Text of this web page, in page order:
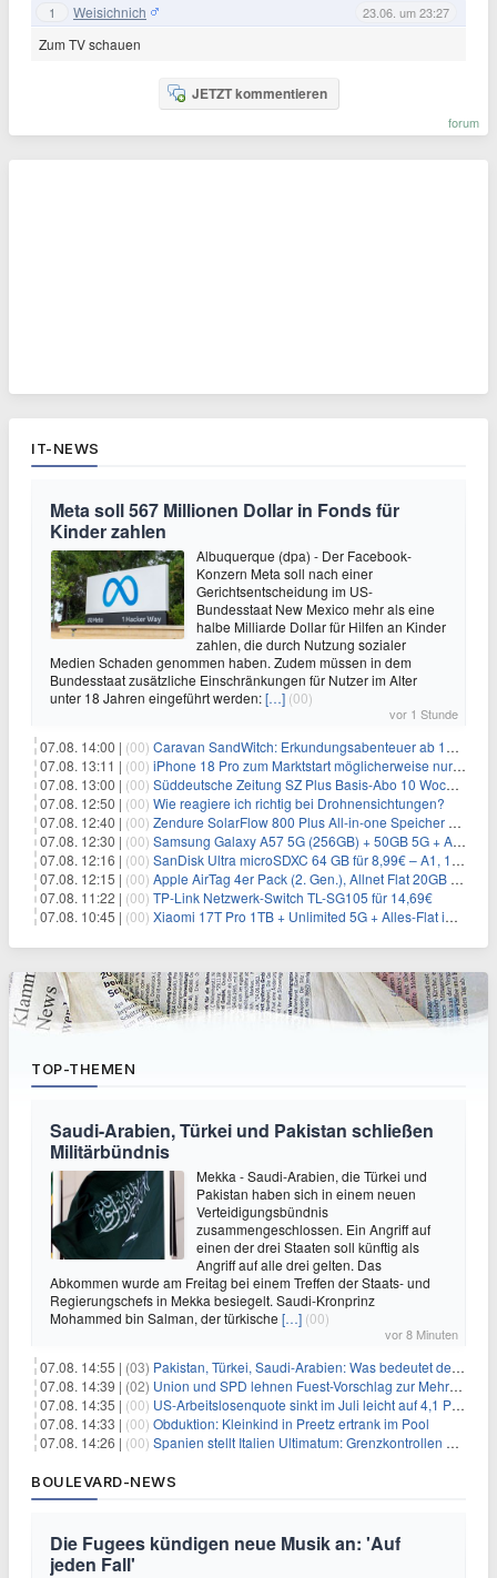
1 Weisichnich 23.06. um 23:27
Zum TV schauen
JETZT kommentieren
forum
IT-NEWS
Meta soll 567 Millionen Dollar in Fonds für
Kinder zahlen
Albuquerque (dpa) - Der Facebook-
Konzern Meta soll nach einer
Gerichtsentscheidung im US-
Bundesstaat New Mexico mehr als eine
halbe Milliarde Dollar für Hilfen an Kinder
zahlen, die durch Nutzung sozialer
Medien Schaden genommen haben. Zudem müssen in dem
Bundesstaat zusätzliche Einschränkungen für Nutzer im Alter
unter 18 Jahren eingeführt werden:[…] (00)
vor 1 Stunde
07.08. 14:00 | (00) Caravan SandWitch: Erkundungsabenteuer ab 13.08. gratis im Epic Games Store
07.08. 13:11 | (00) iPhone 18 Pro zum Marktstart möglicherweise nur begrenzt verfügbar
07.08. 13:00 | (00) Süddeutsche Zeitung SZ Plus Basis-Abo 10 Wochen für 10€
07.08. 12:50 | (00) Wie reagiere ich richtig bei Drohnensichtungen?
07.08. 12:40 | (00) Zendure SolarFlow 800 Plus All-in-one Speicher + Zusatzspeicher AB2000L für 618,96€ – 3,84kWh fürs Balkonkraftwerk
07.08. 12:30 | (00) Samsung Galaxy A57 5G (256GB) + 50GB 5G + Alles-Flat im Vodafone-Netz für 19,99€/Monat – eff. 2,36€/Monat
07.08. 12:16 | (00) SanDisk Ultra microSDXC 64 GB für 8,99€ – A1, 140 MB/s
07.08. 12:15 | (00) Apple AirTag 4er Pack (2. Gen.), Allnet Flat 20GB 5G im Telekom-Netz für 14,99€/Monat – eff. 2,07€/Monat
07.08. 11:22 | (00) TP-Link Netzwerk-Switch TL-SG105 für 14,69€
07.08. 10:45 | (00) Xiaomi 17T Pro 1TB + Unlimited 5G + Alles-Flat im o2 Netz für 29,99€/Monat – eff. 1,15€/Monat
TOP-THEMEN
Saudi-Arabien, Türkei und Pakistan schließen
Militärbündnis
Mekka - Saudi-Arabien, die Türkei und
Pakistan haben sich in einem neuen
Verteidigungsbündnis
zusammengeschlossen. Ein Angriff auf
einen der drei Staaten soll künftig als
Angriff auf alle drei gelten. Das
Abkommen wurde am Freitag bei einem Treffen der Staats- und
Regierungschefs in Mekka besiegelt. Saudi-Kronprinz
Mohammed bin Salman, der türkische […] (00)
vor 8 Minuten
07.08. 14:55 | (03) Pakistan, Türkei, Saudi-Arabien: Was bedeutet der neue Pakt?
07.08. 14:39 | (02) Union und SPD lehnen Fuest-Vorschlag zur Mehrwertsteuer ab
07.08. 14:35 | (00) US-Arbeitslosenquote sinkt im Juli leicht auf 4,1 Prozent
07.08. 14:33 | (00) Obduktion: Kleinkind in Preetz ertrank im Pool
07.08. 14:26 | (00) Spanien stellt Italien Ultimatum: Grenzkontrollen beenden
BOULEVARD-NEWS
Die Fugees kündigen neue Musik an: 'Auf
jeden Fall'